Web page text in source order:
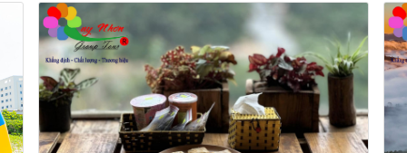
Khách sạn Xavia